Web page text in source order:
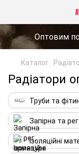
Оптовим
Каталог
Радіатори
Труби та
Запірна та
Ізоляційні